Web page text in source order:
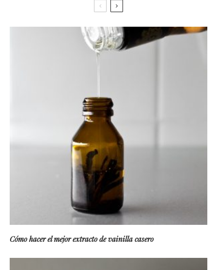
Cómo hacer el mejor extracto de vainilla casero